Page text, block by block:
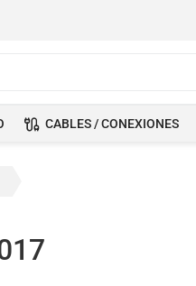
CABLES / CONEXIONES